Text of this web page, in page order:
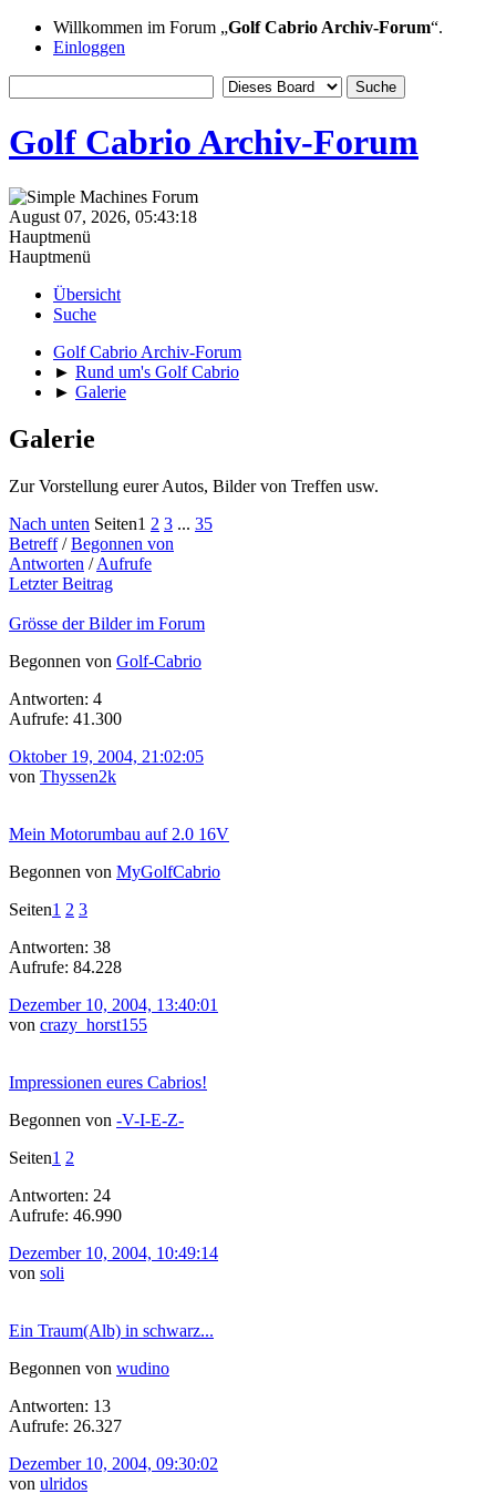
Willkommen im Forum „Golf Cabrio Archiv-Forum“.
Einloggen
Golf Cabrio Archiv-Forum
August 07, 2026, 05:43:18
Hauptmenü
Hauptmenü
Übersicht
Suche
Golf Cabrio Archiv-Forum
► Rund um's Golf Cabrio
► Galerie
Galerie
Zur Vorstellung eurer Autos, Bilder von Treffen usw.
Nach unten Seiten1 2 3 ... 35
Betreff/Begonnen von
Antworten /Aufrufe
Letzter Beitrag
Grösse der Bilder im Forum
Begonnen von Golf-Cabrio
Antworten: 4
Aufrufe: 41.300
Oktober 19, 2004, 21:02:05
von Thyssen2k
Mein Motorumbau auf 2.0 16V
Begonnen von MyGolfCabrio
Seiten1 2 3
Antworten: 38
Aufrufe: 84.228
Dezember 10, 2004, 13:40:01
von crazy_horst155
Impressionen eures Cabrios!
Begonnen von -V-I-E-Z-
Seiten1 2
Antworten: 24
Aufrufe: 46.990
Dezember 10, 2004, 10:49:14
von soli
Ein Traum(Alb) in schwarz...
Begonnen von wudino
Antworten: 13
Aufrufe: 26.327
Dezember 10, 2004, 09:30:02
von ulridos